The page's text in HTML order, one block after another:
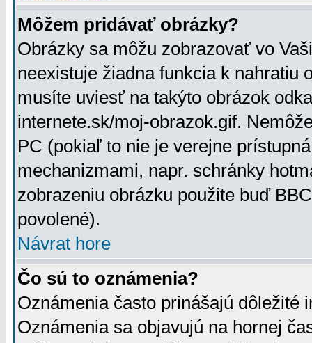
Môžem pridávať obrázky?
Obrázky sa môžu zobrazovať vo
neexistuje žiadna funkcia k nahratiu
musíte uviesť na takýto obrázok
internete.sk/moj-obrazok.gif.
PC (pokiaľ to nie je verejne
mechanizmami, napr. schránky
zobrazeniu obrázku použite buď
povolené).
Návrat hore
Čo sú to oznámenia?
Oznámenia často prinášajú dôležité
Oznámenia sa objavujú na hornej